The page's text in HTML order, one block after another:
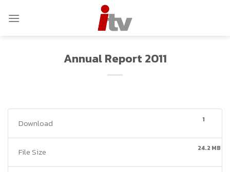
Annual Report 2011
Download 1
File Size 24.2 MB